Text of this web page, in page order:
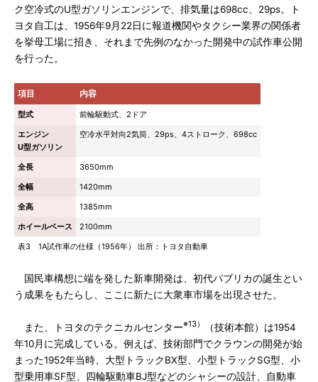
ク空冷式のU型ガソリンエンジンで、排気量は698cc、29ps。ト
ヨタ自工は、1956年9月22日に報道機関やタクシー業界の関係者
を挙母工場に招き、それまで先例のなかった開発中の試作車公開
を行った。
項目 内容
型式
前輪駆動式、2ドア
エンジン
U型ガソリン
空冷水平対向2気筒、29ps、4ストローク、698cc
全長
3650mm
全幅
1420mm
全高
1385mm
ホイールベース
2100mm
表3 1A試作車の仕様（1956年） 出所：トヨタ自動車
国民車構想に端を発した新車開発は、初代パブリカの誕生とい
う成果をもたらし、ここに新たに大衆車市場を出現させた。
また、トヨタのテクニカルセンター※13）
（技術本館）は1954
年10月に完成している。例えば、技術部門でクラウンの開発が始
まった1952年当時、大型トラックBX型、小型トラックSG型、小
型乗用車SF型、四輪駆動車BJ型などのシャシーの設計、自動車